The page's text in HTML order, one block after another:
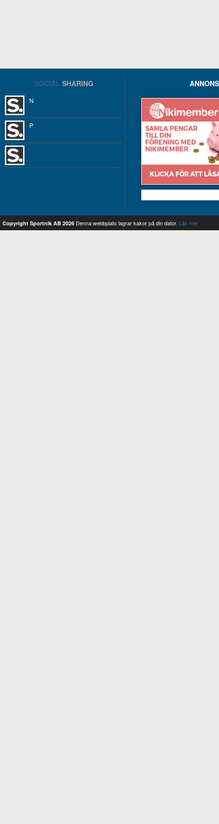
SOCIAL SHARING
N
P
Copyright Sportnik AB 2026 Denna webbplats lagrar kakor på din dator. Läs mer